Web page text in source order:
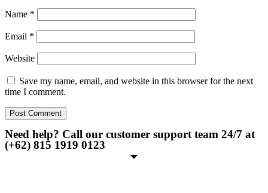
Name *
Email *
Website
Save my name, email, and website in this browser for the next
time I comment.
Need help? Call our customer support team 24/7 at
(+62) 815 1919 0123